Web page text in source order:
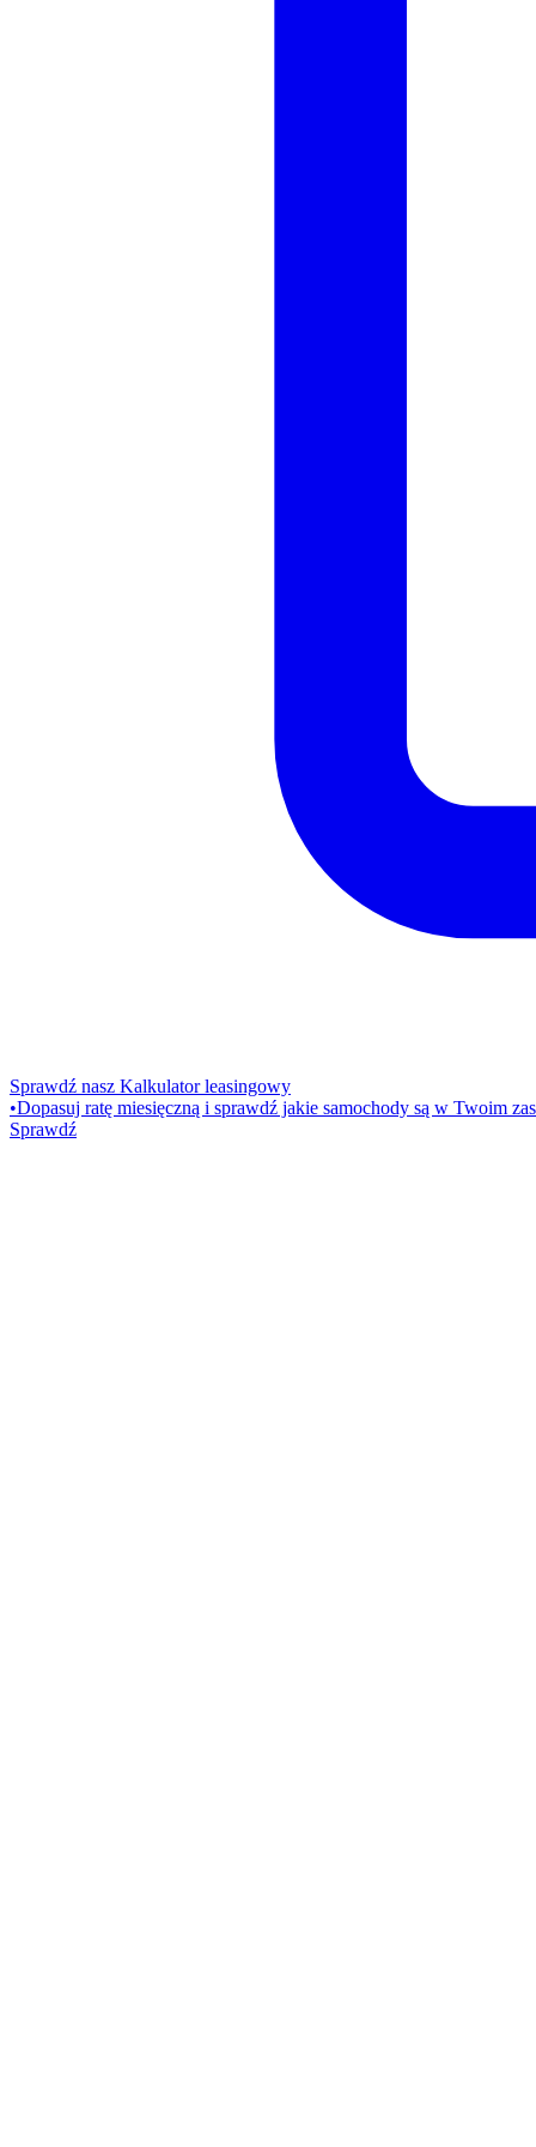
Sprawdź nasz Kalkulator leasingowy
•Dopasuj ratę miesięczną i sprawdź jakie samochody są w Twoim
Sprawdź